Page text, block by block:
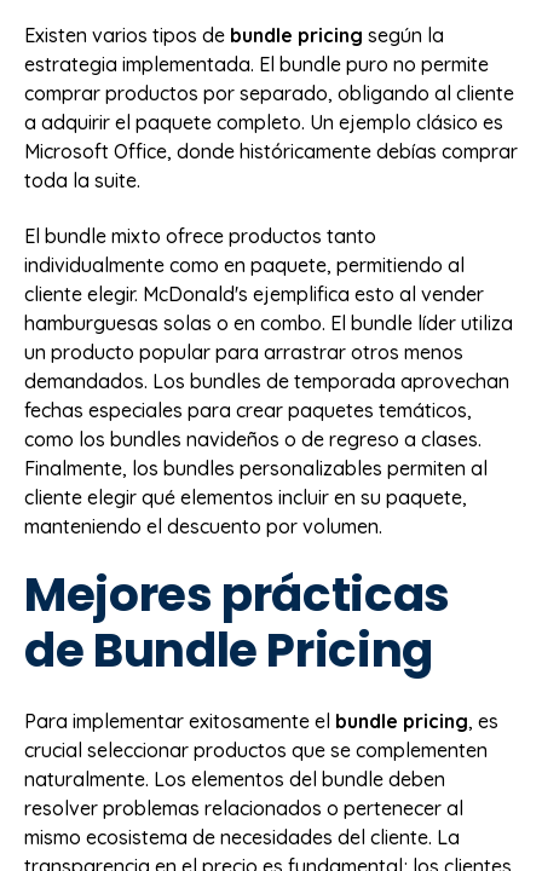
Existen varios tipos de bundle pricing según la
estrategia implementada. El bundle puro no permite
comprar productos por separado, obligando al cliente
a adquirir el paquete completo. Un ejemplo clásico es
Microsoft Office, donde históricamente debías comprar
toda la suite.
El bundle mixto ofrece productos tanto
individualmente como en paquete, permitiendo al
cliente elegir. McDonald's ejemplifica esto al vender
hamburguesas solas o en combo. El bundle líder utiliza
un producto popular para arrastrar otros menos
demandados. Los bundles de temporada aprovechan
fechas especiales para crear paquetes temáticos,
como los bundles navideños o de regreso a clases.
Finalmente, los bundles personalizables permiten al
cliente elegir qué elementos incluir en su paquete,
manteniendo el descuento por volumen.
Mejores prácticas
de Bundle Pricing
Para implementar exitosamente el bundle pricing, es
crucial seleccionar productos que se complementen
naturalmente. Los elementos del bundle deben
resolver problemas relacionados o pertenecer al
mismo ecosistema de necesidades del cliente. La
transparencia en el precio es fundamental; los clientes